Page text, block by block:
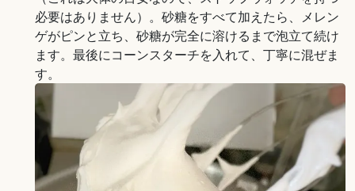
必要はありません）。砂糖をすべて加えたら、メレン
ゲがピンと立ち、砂糖が完全に溶けるまで泡立て続け
ます。最後にコーンスターチを入れて、丁寧に混ぜま
す。